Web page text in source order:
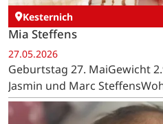
Kesternich
Mia Steffens
27.05.2026
Geburtstag 27. MaiGewicht
Jasmin und Marc